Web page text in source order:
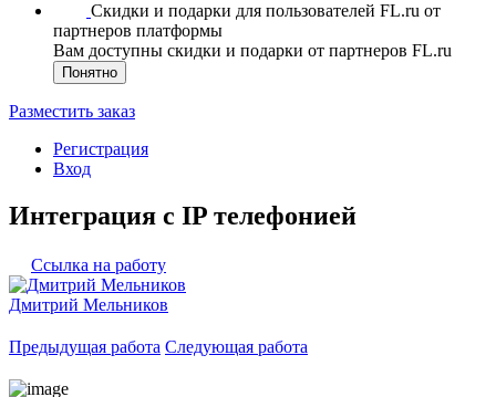
Скидки и подарки для пользователей FL.ru от
партнеров платформы
Вам доступны скидки и подарки от партнеров FL.ru
Понятно
Разместить заказ
Регистрация
Вход
Интеграция с IP телефонией
Ссылка на работу
Дмитрий Мельников
Предыдущая работа Следующая работа